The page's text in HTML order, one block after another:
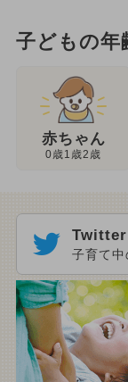
子どもの年
赤ちゃん
0歳1歳2歳
Twitter
子育て中